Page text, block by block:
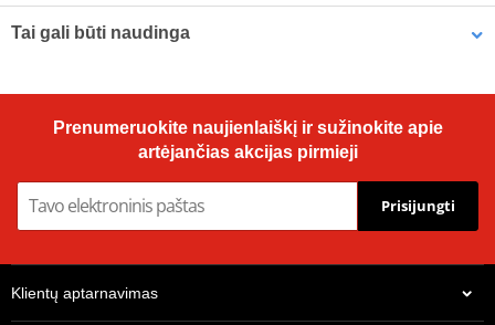
Tai gali būti naudinga
ml (ideal for workshops)
Prenumeruokite naujienlaiškį ir sužinokite apie
artėjančias akcijas pirmieji
Prisijungti
Klientų aptarnavimas